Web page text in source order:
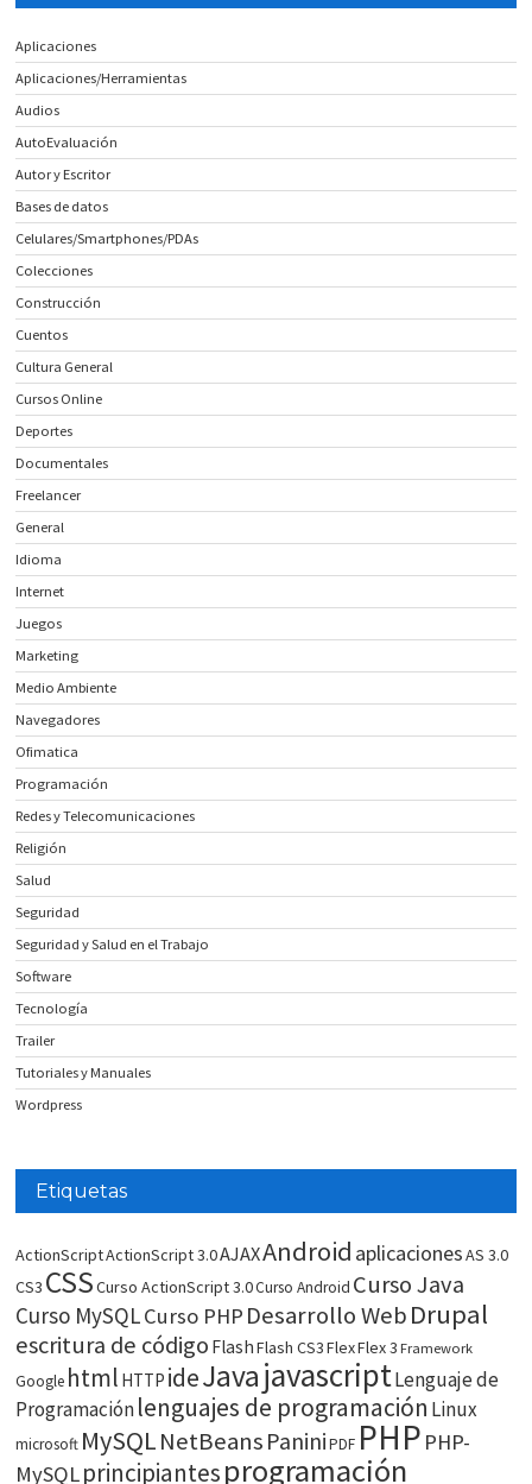
Aplicaciones
Aplicaciones/Herramientas
Audios
AutoEvaluación
Autor y Escritor
Bases de datos
Celulares/Smartphones/PDAs
Colecciones
Construcción
Cuentos
Cultura General
Cursos Online
Deportes
Documentales
Freelancer
General
Idioma
Internet
Juegos
Marketing
Medio Ambiente
Navegadores
Ofimatica
Programación
Redes y Telecomunicaciones
Religión
Salud
Seguridad
Seguridad y Salud en el Trabajo
Software
Tecnología
Trailer
Tutoriales y Manuales
Wordpress
Etiquetas
ActionScriptActionScript 3.0AJAXAndroid aplicacionesAS 3.0
CS3 CSSCurso ActionScript 3.0Curso Android Curso Java
Curso MySQLCurso PHP Desarrollo WebDrupal
escritura de código FlashFlash CS3FlexFlex 3 Framework
Google html HTTP ideJavajavascriptLenguaje de
Programaciónlenguajes de programación Linux
microsoft MySQLNetBeans Panini PDF PHP PHP-
MySQLprincipiantesprogramación